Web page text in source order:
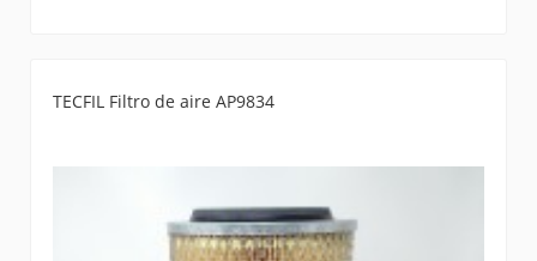
TECFIL Filtro de aire AP9834